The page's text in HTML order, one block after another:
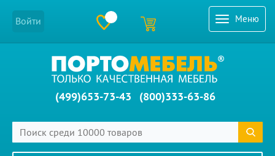
Меню
Войти
(499)653-73-43 (800)333-63-86